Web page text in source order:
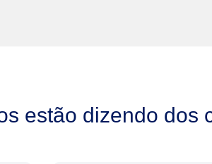
estão dizendo dos